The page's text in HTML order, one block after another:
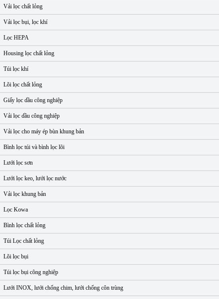
Vải lọc chất lỏng
Vải lọc bụi, lọc khí
Lọc HEPA
Housing lọc chất lỏng
Túi lọc khí
Lõi lọc chất lỏng
Giấy lọc dầu công nghiệp
Vải lọc dầu công nghiệp
Vải lọc cho máy ép bùn khung bản
Bình lọc túi và bình lọc lõi
Lưới lọc sơn
Lưới lọc keo, lưới lọc nước
Vải lọc khung bản
Lọc Kowa
Bình lọc chất lỏng
Túi Lọc chất lỏng
Lõi lọc bụi
Túi lọc bụi công nghiệp
Lưới INOX, lưới chống chim, lưới chống côn trùng